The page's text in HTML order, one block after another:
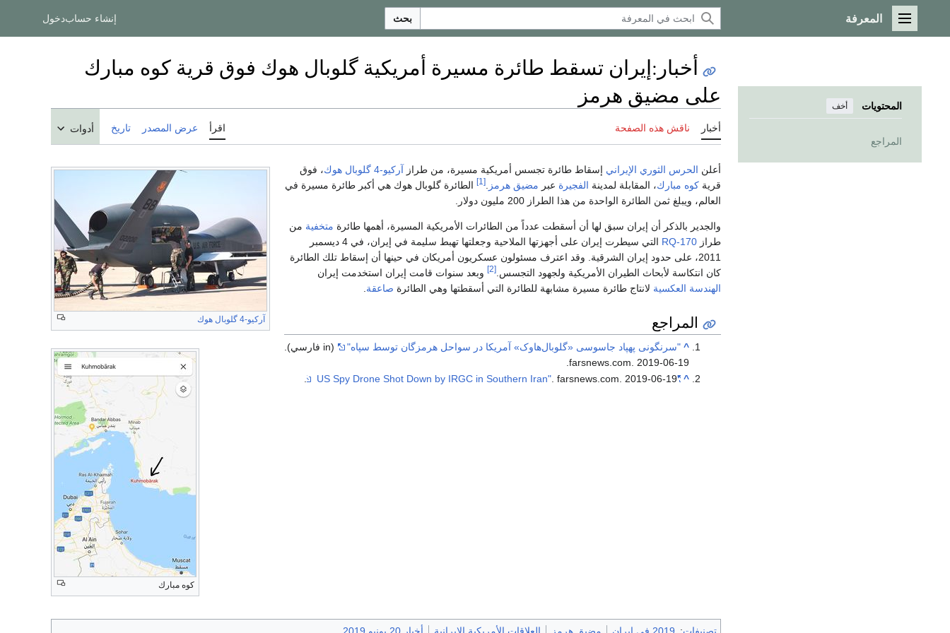
القائمة الرئيسية
المعرفة بحث إنشاء حسابدخول
المحتويات أخف
المراجع
أخبار :إيران تسقط طائرة مسيرة أمريكية گلوبال هوك فوق قرية كوه مبارك
على مضيق هرمز
أخبار ناقش هذه الصفحة اقرأ عرض المصدر تاريخ أدوات
آر‌كيو-4 گلوبال هوك
كوه مبارك
أعلن الحرس الثوري الإيراني إسقاط طائرة تجسس أمريكية مسيرة، من طراز آر‌كيو-4 گلوبال هوك
، فوق
قرية كوه مبارك، المقابلة لمدينة الفجيرة عبر مضيق هرمز [1]
الطائرة گلوبال هوك هي أكبر طائرة مسيرة في
العالم، ويبلغ ثمن الطائرة الواحدة من هذا الطراز 200 مليون دولار.
والجدير بالذكر أن إيران سبق لها أن أسقطت عدداً من الطائرات الأمريكية المسيرة، أهمها طائرة متخفية من
طراز RQ-170
التي سيطرت إيران على أجهزتها الملاحية وجعلتها تهبط سليمة في إيران، في 4 ديسمبر
2011، على حدود إيران الشرقية. وقد اعترف مسئولون عسكريون أمريكان في حينها أن إسقاط تلك الطائرة
كان انتكاسة لأبحاث الطيران الأمريكية ولجهود التجسس. [2]
وبعد سنوات قامت إيران استخدمت إيران
الهندسة العكسية لانتاج طائرة مسيرة مشابهة للطائرة التي أسقطتها وهي الطائرة صاعقة
المراجع
^ "سرنگونی پهپاد جاسوسی «گلوبال‌هاوک» آمریکا در سواحل هرمزگان توسط سپاه"
(in فارسي).
farsnews.com. 2019-06-19.
^
"US Spy Drone Shot Down by IRGC in Southern Iran"
. farsnews.com. 2019-06-19.